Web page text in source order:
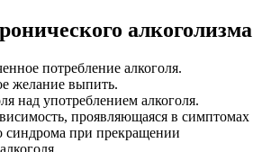
алкоголизма
потребление алкоголя.
желание выпить.
над употреблением алкоголя.
проявляющаяся в симптомах
синдрома при прекращении